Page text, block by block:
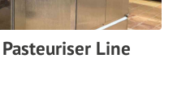
Line